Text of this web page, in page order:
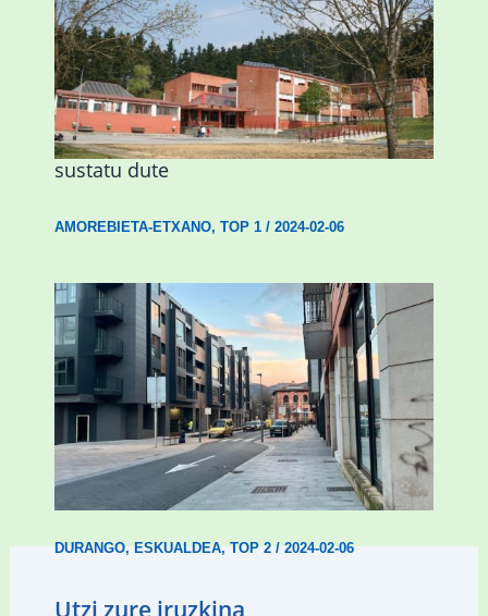
Amorebietak eta Eusko Jaurlaritzak
Urritxen institutu berri bat eraikitzea
sustatu dute
AMOREBIETA-ETXANO, TOP 1/ 2024-02-06
Udal etxebizitza tasatuei buruzko lehen
ordenantza izango du Durangok
DURANGO,ESKUALDEA,TOP 2/2024-02-06
Utzi zure iruzkina